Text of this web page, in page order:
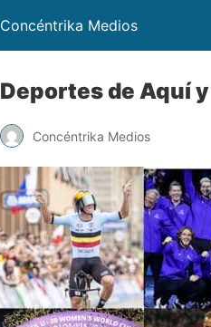
Concéntrika Medios
Deportes de Aquí
Concéntrika Medios